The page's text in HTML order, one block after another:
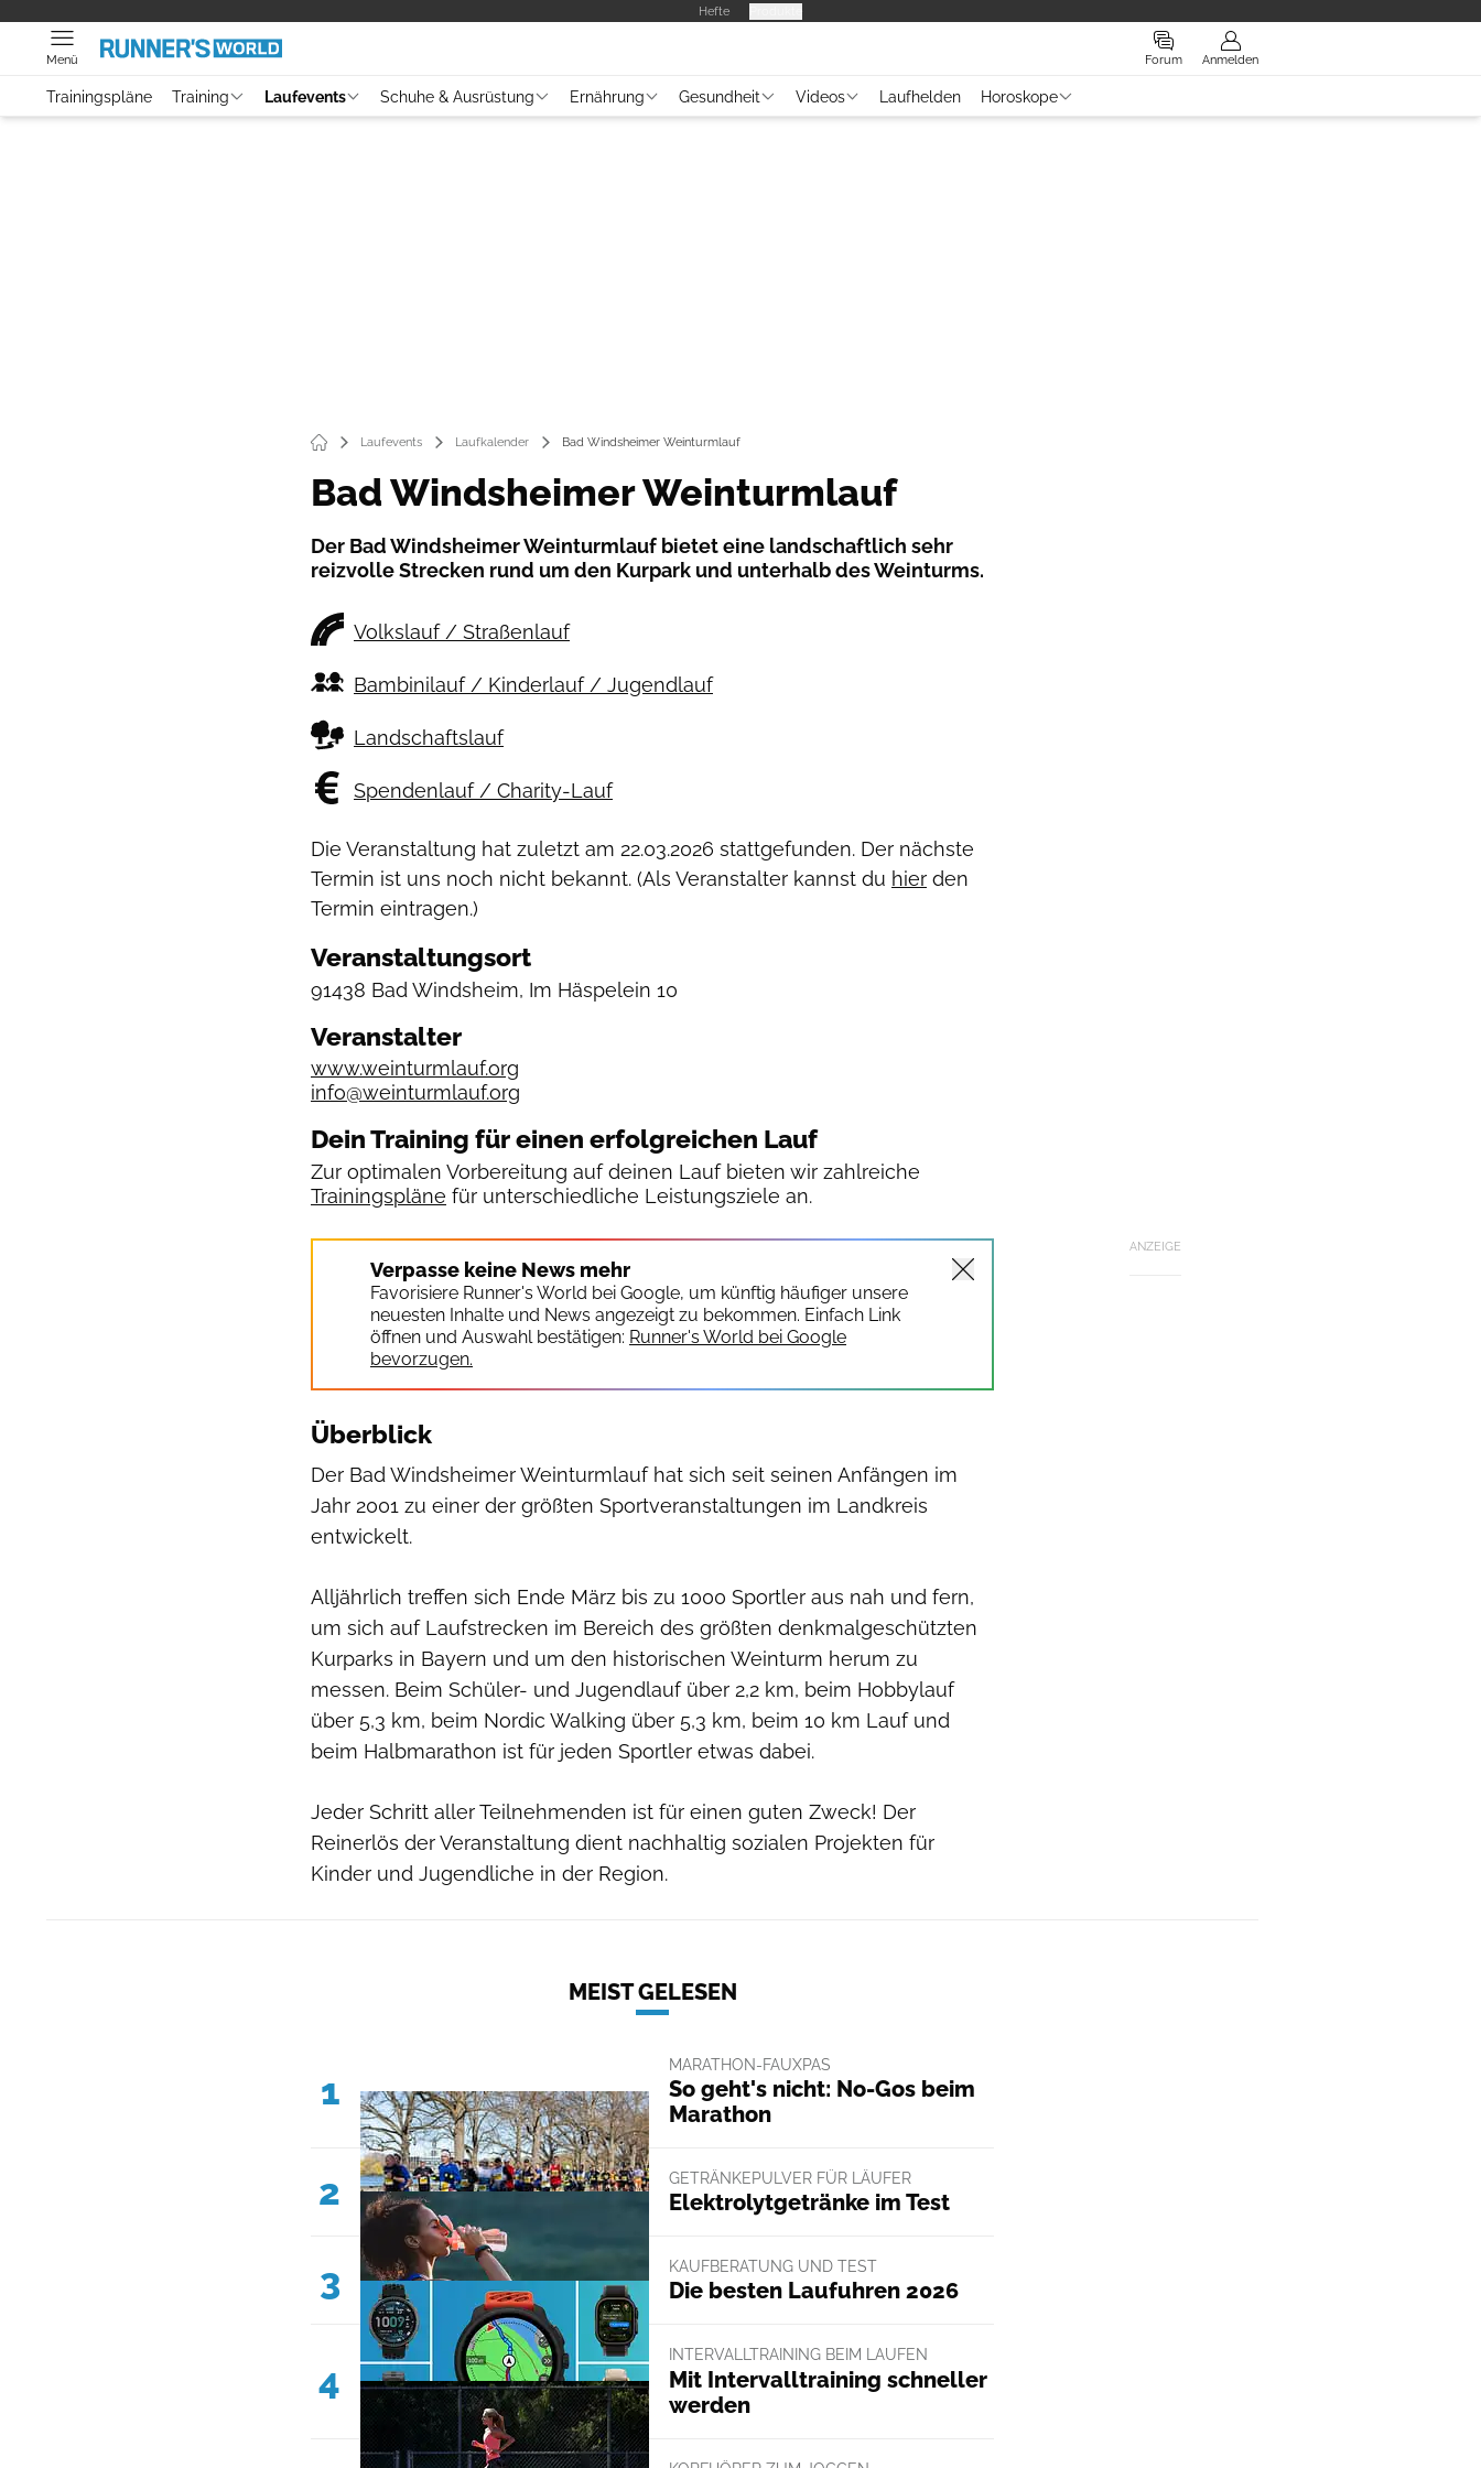
Hefte
Forum Anmelden
Menü
Trainingspläne Training Laufevents Schuhe & Ausrüstung Ernährung Gesundheit Videos Laufhelden Horoskope
Laufevents Laufkalender Bad Windsheimer Weinturmlauf
Bad Windsheimer Weinturmlauf
Der Bad Windsheimer Weinturmlauf bietet eine landschaftlich sehr
reizvolle Strecken rund um den Kurpark und unterhalb des Weinturms.
Volkslauf / Straßenlauf
Bambinilauf / Kinderlauf / Jugendlauf
Landschaftslauf
Spendenlauf / Charity-Lauf
Die Veranstaltung hat zuletzt am 22.03.2026 stattgefunden. Der nächste
Termin ist uns noch nicht bekannt. (Als Veranstalter kannst du hier den
Termin eintragen.)
Veranstaltungsort
91438 Bad Windsheim, Im Häspelein 10
Veranstalter
www.weinturmlauf.org
info@weinturmlauf.org
Dein Training für einen erfolgreichen Lauf
Zur optimalen Vorbereitung auf deinen Lauf bieten wir zahlreiche
Trainingspläne für unterschiedliche Leistungsziele an.
ANZEIGE
Verpasse keine News mehr
Favorisiere Runner's World bei Google, um künftig häufiger unsere
neuesten Inhalte und News angezeigt zu bekommen. Einfach Link
öffnen und Auswahl bestätigen: Runner's World bei Google
bevorzugen.
Überblick
Der Bad Windsheimer Weinturmlauf hat sich seit seinen Anfängen im
Jahr 2001 zu einer der größten Sportveranstaltungen im Landkreis
entwickelt.
Alljährlich treffen sich Ende März bis zu 1000 Sportler aus nah und fern,
um sich auf Laufstrecken im Bereich des größten denkmalgeschützten
Kurparks in Bayern und um den historischen Weinturm herum zu
messen. Beim Schüler- und Jugendlauf über 2,2 km, beim Hobbylauf
über 5,3 km, beim Nordic Walking über 5,3 km, beim 10 km Lauf und
beim Halbmarathon ist für jeden Sportler etwas dabei.
Jeder Schritt aller Teilnehmenden ist für einen guten Zweck! Der
Reinerlös der Veranstaltung dient nachhaltig sozialen Projekten für
Kinder und Jugendliche in der Region.
MEIST GELESEN
1
MARATHON-FAUXPAS
So geht's nicht: No-Gos beim
Marathon
2 GETRÄNKEPULVER FÜR LÄUFER
Elektrolytgetränke im Test
3 KAUFBERATUNG UND TEST
Die besten Laufuhren 2026
4
INTERVALLTRAINING BEIM LAUFEN
Mit Intervalltraining schneller
werden